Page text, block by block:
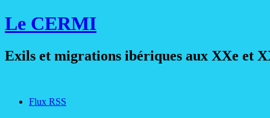
Le CERMI
Exils et migrations ibériques aux XXe et
Flux RSS